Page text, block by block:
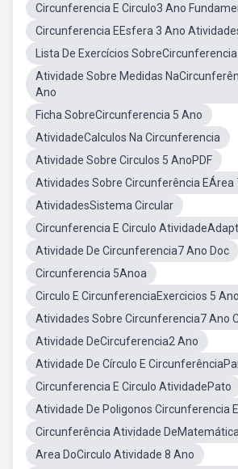
Circunferencia E Circulo3 Ano
Circunferencia EEsfera 3 Ano
Lista De Exercícios
Atividade Sobre Medidas
Ano
Ficha SobreCircunferencia 5 Ano
AtividadeCalculos Na Circunferencia
Atividade Sobre Circulos 5 AnoPDF
Atividades Sobre Circunferência EÁrea
AtividadesSistema Circular
Circunferencia E Circulo
Atividade De Circunferencia7 Ano Doc
Circunferencia 5Anoa
Circulo E CircunferenciaExercicios 5 Ano
Atividades Sobre Circunferencia7 Ano
Atividade DeCircuferencia2 Ano
Atividade De Círculo E
Circunferencia E Circulo AtividadePato
Atividade De Poligonos Circunferencia
Circunferência Atividade
Area DoCirculo Atividade 8 Ano